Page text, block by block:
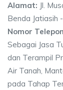
Alamat: Jl.
Benda Jatiasih
Nomor
Sebagai Jasa
dan Terampil
Air Tanah,
pada Tahap